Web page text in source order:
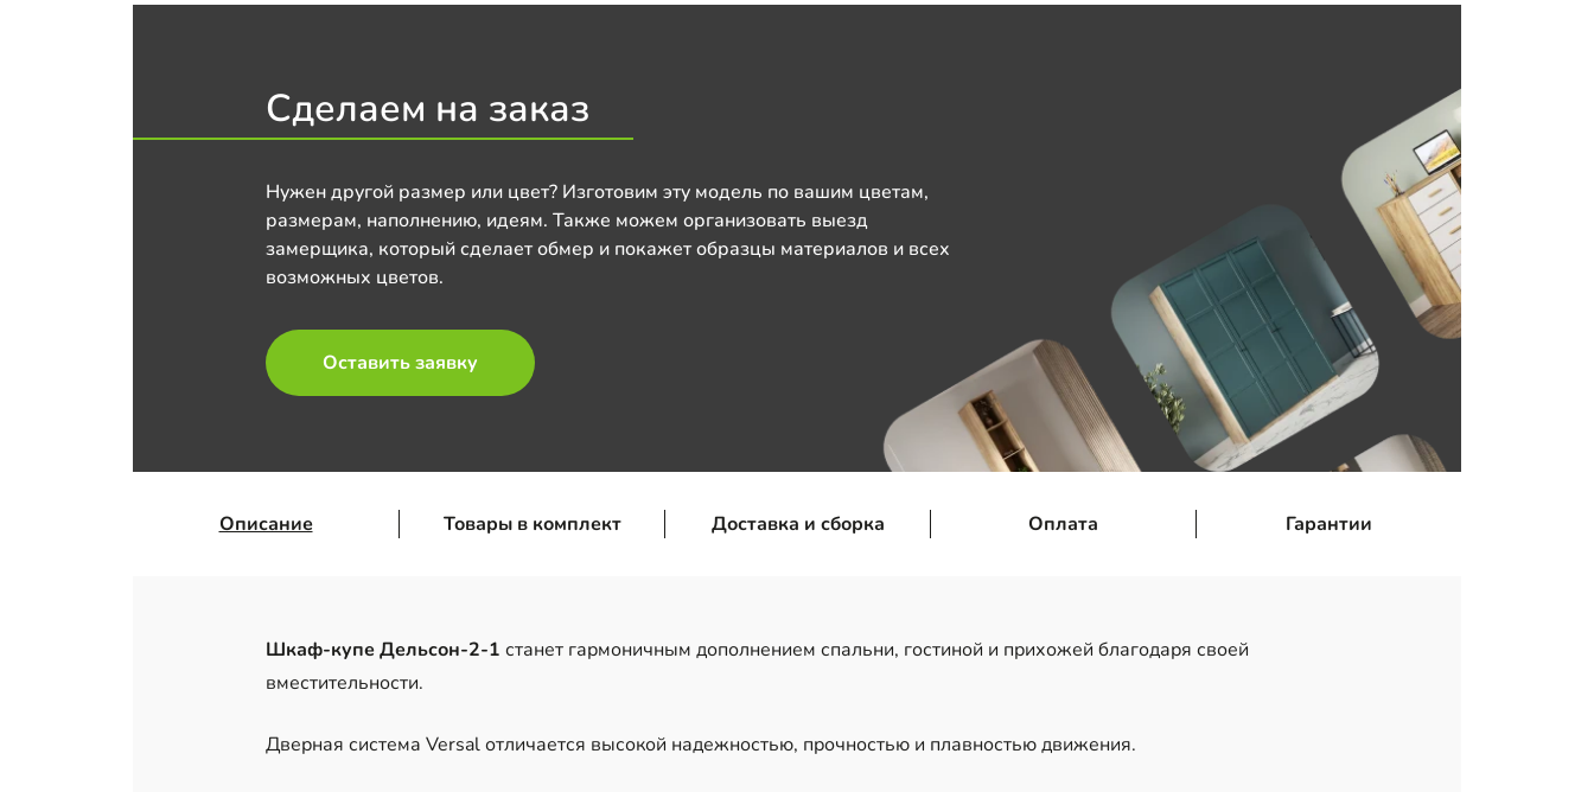
Сделаем на заказ
Нужен другой размер или цвет? Изготовим эту модель по вашим цветам,
размерам, наполнению, идеям. Также можем организовать выезд
замерщика, который сделает обмер и покажет образцы материалов и всех
возможных цветов.
Оставить заявку
Описание Товары в комплект Доставка и сборка Оплата Гарантии
Шкаф-купе Дельсон-2-1 станет гармоничным дополнением спальни, гостиной и прихожей благодаря своей
вместительности.
Дверная система Versal отличается высокой надежностью, прочностью и плавностью движения.